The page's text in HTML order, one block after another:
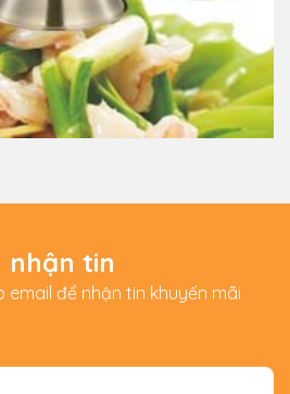
tin
email để nhận tin khuyến mãi